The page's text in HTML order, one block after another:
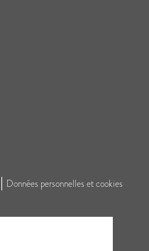
Données personnelles et cookies